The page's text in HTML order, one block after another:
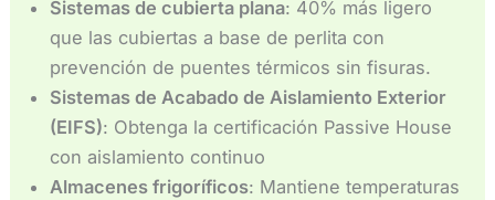
Sistemas de cubierta plana: 40% más ligero
que las cubiertas a base de perlita con
prevención de puentes térmicos sin fisuras.
Sistemas de Acabado de Aislamiento Exterior
(EIFS): Obtenga la certificación Passive House
con aislamiento continuo
Almacenes frigoríficos: Mantiene temperaturas